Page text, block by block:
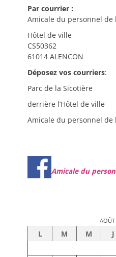
Par courrier :
Amicale du personnel de
Hôtel de ville
CS50362
61014 ALENCON
Déposez vos courriers:
Parc de la Sicotière
derrière l’Hôtel de ville
Amicale du personnel de
Amicale du
L M M J